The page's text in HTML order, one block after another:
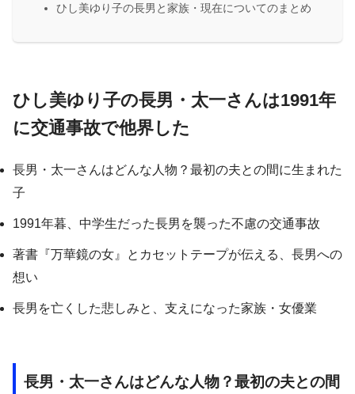
ひし美ゆり子の長男と家族・現在についてのまとめ
ひし美ゆり子の長男・太一さんは1991年
に交通事故で他界した
長男・太一さんはどんな人物？最初の夫との間に生まれた
子
1991年暮、中学生だった長男を襲った不慮の交通事故
著書『万華鏡の女』とカセットテープが伝える、長男への
想い
長男を亡くした悲しみと、支えになった家族・女優業
長男・太一さんはどんな人物？最初の夫との間